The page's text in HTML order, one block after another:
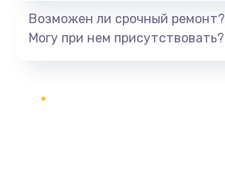
Возможен ли срочный ремонт?
Могу при нем присутствовать?